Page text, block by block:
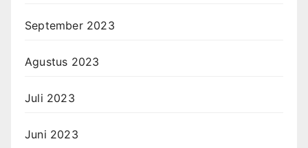
September 2023
Agustus 2023
Juli 2023
Juni 2023